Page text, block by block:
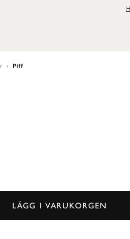
Piff
LÄGG I VARUKORGEN